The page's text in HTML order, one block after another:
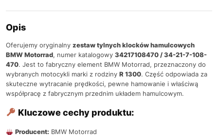
Opis
Oferujemy oryginalny zestaw tylnych klocków hamulcowych
BMW Motorrad, numer katalogowy 34217108470 / 34-21-7-108-
470. Jest to fabryczny element BMW Motorrad, przeznaczony do
wybranych motocykli marki z rodziny R 1300. Część odpowiada za
skuteczne wytracanie prędkości, pewne hamowanie i właściwą
współpracę z fabrycznym przednim układem hamulcowym.
Kluczowe cechy produktu:
Producent: BMW Motorrad